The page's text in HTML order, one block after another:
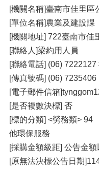
[機關名稱]臺南市佳里區
[單位名稱]農業及建設課
[機關地址] 722臺南市佳
[聯絡人]梁約用人員
[聯絡電話] (06) 7222127
[傳真號碼] (06) 7235406
[電子郵件信箱
[是否複數決標] 否
[標的分類] <勞務類>
他環保服務
[採購金額級距] 公告金
[原無法決標公告日期